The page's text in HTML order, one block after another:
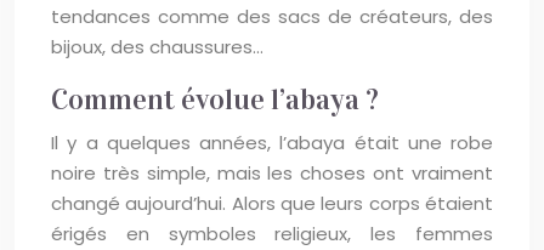
tendances comme des sacs de créateurs, des
bijoux, des chaussures…
Comment évolue l’abaya ?
Il y a quelques années, l’abaya était une robe
noire très simple, mais les choses ont vraiment
changé aujourd’hui. Alors que leurs corps étaient
érigés en symboles religieux, les femmes